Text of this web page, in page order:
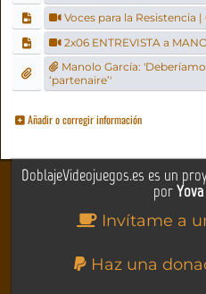
Voces para la Resistencia
2x06 ENTREVISTA a
Manolo García:
‘partenaire’'
Añadir o corregir información
DoblajeVideojuegos.es es un
por
Invítame a
Haz una